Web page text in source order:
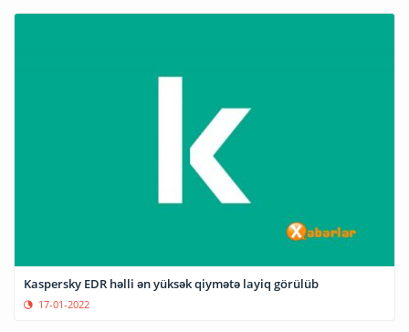
Kaspersky EDR həlli ən yüksək qiymətə layiq görülüb
17-01-2022